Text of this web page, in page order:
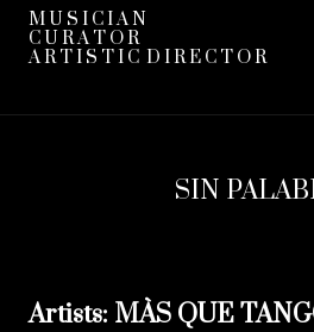
M U S I C I A N
C U R A T O R
A R T I S T I C D I R E C T O R
SIN
Artists: MÀS QUE